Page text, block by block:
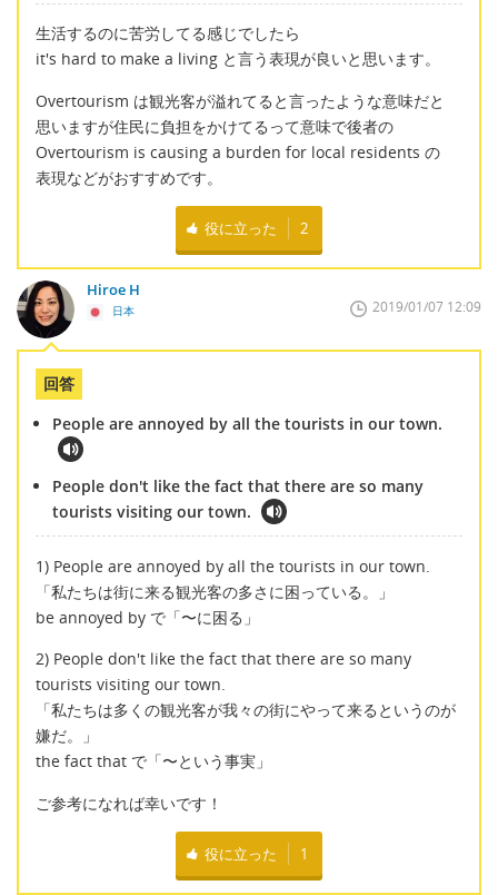
生活するのに苦労してる感じでしたら
it's hard to make a living と言う表現が良いと思います。
Overtourism は観光客が溢れてると言ったような意味だと
思いますが住民に負担をかけてるって意味で後者の
Overtourism is causing a burden for local residents の
表現などがおすすめです。
役に立った 2
Hiroe H
日本 2019/01/07 12:09
回答
People are annoyed by all the tourists in our town.
People don't like the fact that there are so many
tourists visiting our town.
1) People are annoyed by all the tourists in our town.
「私たちは街に来る観光客の多さに困っている。」
be annoyed by で「〜に困る」
2) People don't like the fact that there are so many
tourists visiting our town.
「私たちは多くの観光客が我々の街にやって来るというのが
嫌だ。」
the fact that で「〜という事実」
ご参考になれば幸いです！
役に立った 1